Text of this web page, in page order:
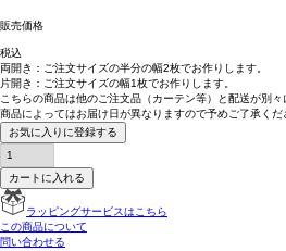
販売価格
税込
両開き： ご注文サイズの半分の幅2枚でお作りします。
片開き： ご注文サイズの幅1枚でお作りします。
こちらの商品は他のご注文品（カーテン等）と配送が別々
商品によってはお届け日が異なりますので予めご了承くだ
お気に入りに登録する
カートに入れる
ラッピングサービスはこちら
この商品について
問い合わせる